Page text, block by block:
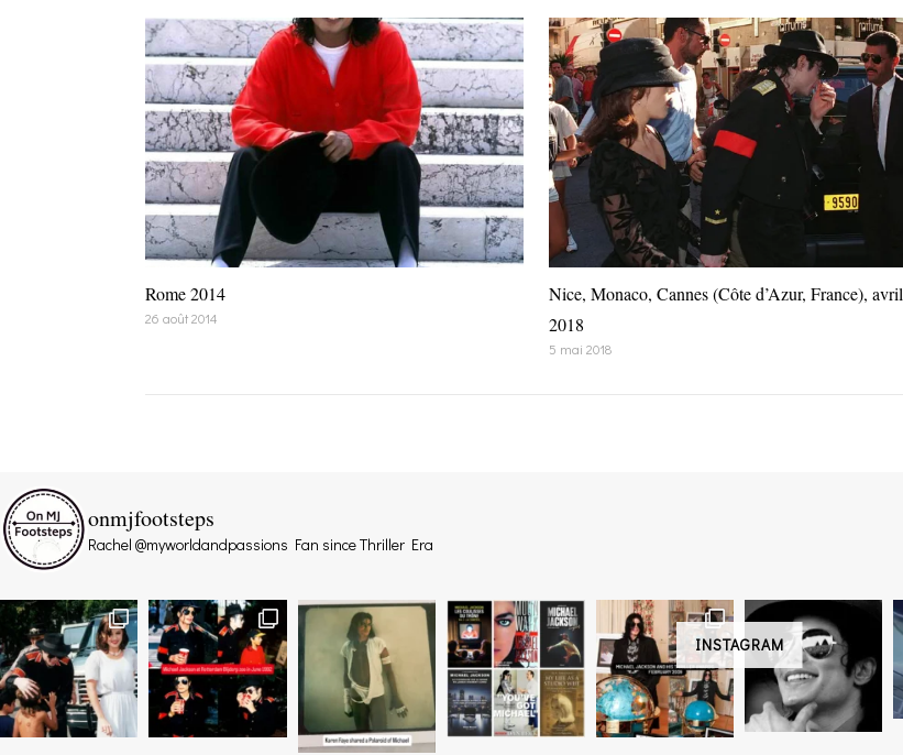
Rome 2014
26 août 2014
Nice, Monaco, Cannes (Côte d’Azur, France), avril
2018
5 mai 2018
INSTAGRAM
onmjfootsteps
Rachel @myworldandpassions Fan since Thriller Era